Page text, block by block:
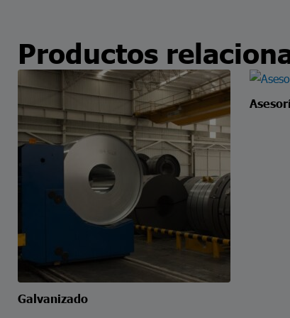
Productos
Galvanizado